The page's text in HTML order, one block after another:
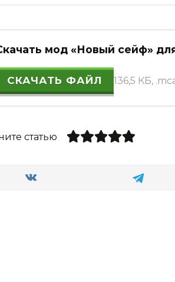
мод «Новый сейф»
СКАЧАТЬ ФАЙЛ 136,5 КБ,
статью